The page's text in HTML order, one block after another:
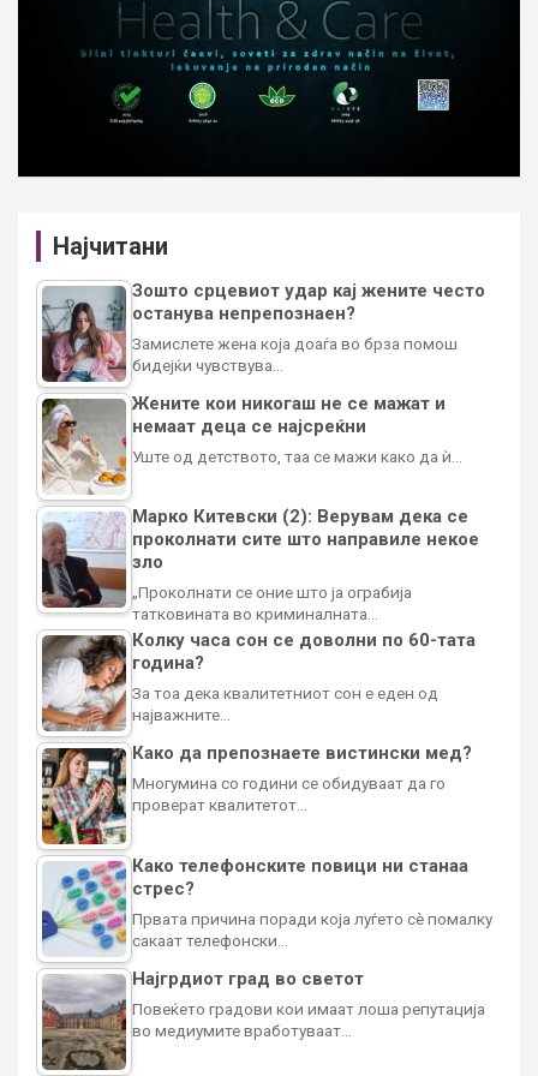
Најчитани
Зошто срцевиот удар кај жените често
останува непрепознаен?
Замислете жена која доаѓа во брза помош
бидејќи чувствува…
Жените кои никогаш не се мажат и
немаат деца се најсреќни
Уште од детството, таа се мажи како да ѝ…
Марко Китевски (2): Верувам дека се
проколнати сите што направиле некое
зло
„Проколнати се оние што ја ограбија
татковината во криминалната…
Колку часа сон се доволни по 60-тата
година?
За тоа дека квалитетниот сон е еден од
најважните…
Како да препознаете вистински мед?
Многумина со години се обидуваат да го
проверат квалитетот…
Како телефонските повици ни станаа
стрес?
Првата причина поради која луѓето сè помалку
сакаат телефонски…
Најгрдиот град во светот
Повеќето градови кои имаат лоша репутација
во медиумите вработуваат…